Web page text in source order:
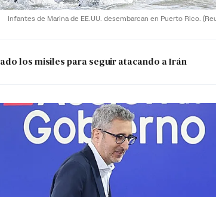
Infantes de Marina de EE.UU. desembarcan en Puerto Rico.
los misiles para seguir atacando a Irán